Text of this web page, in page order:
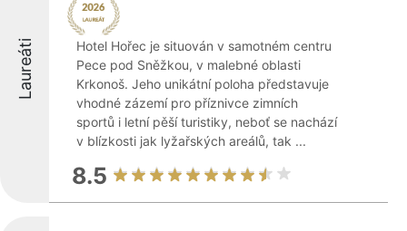
Laureáti
Hotel Hořec je situován v samotném centru
Pece pod Sněžkou, v malebné oblasti
Krkonoš. Jeho unikátní poloha představuje
vhodné zázemí pro příznivce zimních
sportů i letní pěší turistiky, neboť se nachází
v blízkosti jak lyžařských areálů, tak ...
8.5